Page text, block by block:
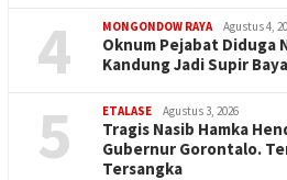
4 MONGONDOW RAYA Agustus 4,
Oknum Pejabat Diduga
Kandung Jadi Supir
5 ETALASE Agustus 3, 2026
Tragis Nasib Hamka
Gubernur Gorontalo.
Tersangka